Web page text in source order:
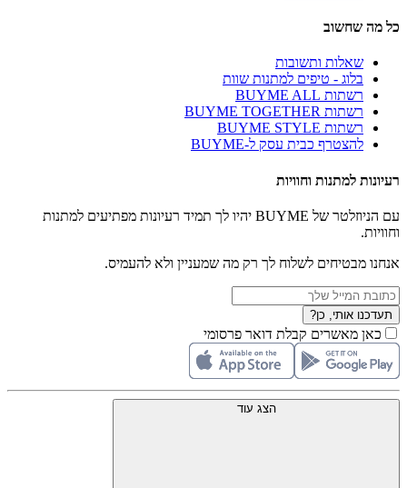
כל מה שחשוב
שאלות ותשובות
בלוג - טיפים למתנות שוות
רשתות BUYME ALL
רשתות BUYME TOGETHER
רשתות BUYME STYLE
להצטרף כבית עסק ל-BUYME
רעיונות למתנות וחוויות
עם הניוזלטר של BUYME יהיו לך תמיד רעיונות מפתיעים למתנות
וחוויות.
אנחנו מבטיחים לשלוח לך רק מה שמעניין ולא להעמיס.
תעדכנו אותי, כן?
כאן מאשרים קבלת דואר פרסומי
הצג עוד